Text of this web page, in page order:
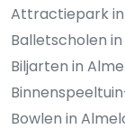
Attractiepark
Balletscholen
Biljarten in
Bowlen in